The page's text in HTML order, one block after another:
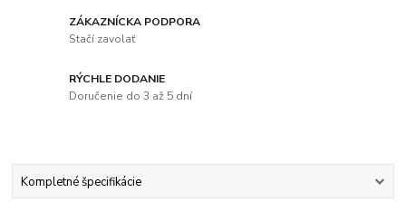
ZÁKAZNÍCKA PODPORA
Stačí zavolať
RÝCHLE DODANIE
Doručenie do 3 až 5 dní
Kompletné špecifikácie